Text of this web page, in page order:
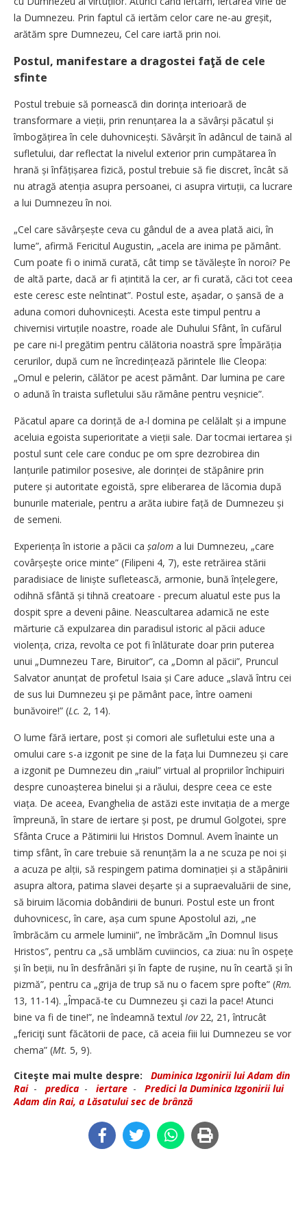
la Dumnezeu. Prin faptul că iertăm celor care ne-au greșit,
arătăm spre Dumnezeu, Cel care iartă prin noi.
Postul, manifestare a dragostei faţă de cele
sfinte
Postul trebuie să pornească din dorința interioară de
transformare a vieții, prin renunțarea la a săvârși păcatul și
îmbogă­țirea în cele duhovnicești. Săvârșit în adâncul de taină al
sufletului, dar reflectat la nivelul exterior prin cumpătarea în
hrană și înfățișarea fizică, postul trebuie să fie discret, încât să
nu atragă atenția asupra persoanei, ci asupra virtuții, ca lucrare
a lui Dumnezeu în noi.
„Cel care săvârșește ceva cu gândul de a avea plată aici, în
lume”, afirmă Fericitul Augustin, „acela are inima pe pământ.
Cum poate fi o inimă curată, cât timp se tăvălește în noroi? Pe
de altă parte, dacă ar fi ațintită la cer, ar fi curată, căci tot ceea
este ceresc este neîntinat”. Postul este, așadar, o șansă de a
aduna comori duhovnicești. Acesta este timpul pentru a
chivernisi virtuțile noastre, roade ale Duhului Sfânt, în cufărul
pe care ni-l pregătim pentru călătoria noastră spre Împărăția
cerurilor, după cum ne încredințează părintele Ilie Cleopa:
„Omul e pelerin, călător pe acest pământ. Dar lumina pe care
o adună în traista sufletului său rămâne pentru veșnicie”.
Păcatul apare ca dorință de a-l domina pe celălalt și a impune
aceluia egoista superioritate a vieții sale. Dar tocmai iertarea și
postul sunt cele care conduc pe om spre dezrobirea din
lanțurile patimilor posesive, ale dorinței de stăpânire prin
putere și autoritate egoistă, spre eliberarea de lăcomia după
bunurile materiale, pentru a arăta iubire față de Dumnezeu și
de semeni.
Experiența în istorie a păcii ca șalom a lui Dumnezeu, „care
covârșește orice minte” (Filipeni 4, 7), este retrăirea stării
paradisiace de liniște sufletească, armonie, bună înțelegere,
odihnă sfântă și tihnă creatoare - precum aluatul este pus la
dospit spre a deveni pâine. Neascultarea adamică ne este
mărturie că expulzarea din paradisul istoric al păcii aduce
violența, criza, revolta ce pot fi înlăturate doar prin puterea
unui „Dumnezeu Tare, Biruitor”, ca „Domn al păcii”, Pruncul
Salvator anunțat de profetul Isaia și Care aduce „slavă întru cei
de sus lui Dumnezeu şi pe pământ pace, între oameni
bunăvoire!” (Lc. 2, 14).
O lume fără iertare, post și comori ale sufletului este una a
omului care s-a izgonit pe sine de la fața lui Dumnezeu și care
a izgonit pe Dumnezeu din „raiul” virtual al propriilor închipuiri
despre cunoașterea binelui și a răului, despre ceea ce este
viața. De aceea, Evanghelia de astăzi este invitația de a merge
împreună, în stare de iertare și post, pe drumul Golgotei, spre
Sfânta Cruce a Pătimirii lui Hristos Domnul. Avem înainte un
timp sfânt, în care trebuie să renunțăm la a ne scuza pe noi și
a acuza pe alții, să respingem patima dominației și a stăpânirii
asupra altora, patima slavei deșarte și a supraevaluării de sine,
să biruim lăcomia dobândirii de bunuri. Postul este un front
duhovnicesc, în care, așa cum spune Apostolul azi, „ne
îmbrăcăm cu armele luminii”, ne îmbrăcăm „în Domnul Iisus
Hristos”, pentru ca „să umblăm cuviincios, ca ziua: nu în ospețe
și în beții, nu în desfrânări și în fapte de rușine, nu în ceartă și în
pizmă”, pentru ca „grija de trup să nu o facem spre pofte” (Rm.
13, 11-14). „Împacă-te cu Dumnezeu şi cazi la pace! Atunci
bine va fi de tine!”, ne îndeamnă textul Iov22, 21, întrucât
„fericiţi sunt făcătorii de pace, că aceia fiii lui Dumnezeu se vor
chema” (Mt. 5, 9).
Citeşte mai multe despre:
Duminica Izgonirii lui Adam din
Rai- predica - iertare - Predici la Duminica Izgonirii lui
Adam din Rai, a Lăsatului sec de brânză